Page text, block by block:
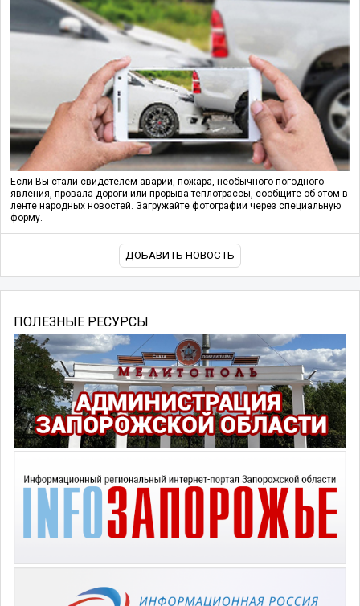
Если Вы стали свидетелем аварии, пожара, необычного погодного
явления, провала дороги или прорыва теплотрассы, сообщите об этом в
ленте народных новостей. Загружайте фотографии через специальную
форму.
ДОБАВИТЬ НОВОСТЬ
ПОЛЕЗНЫЕ РЕСУРСЫ